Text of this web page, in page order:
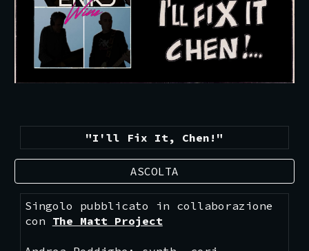
"I'll Fix It, Chen!"
ASCOLTA
Singolo pubblicato in collaborazione
con The Matt Project